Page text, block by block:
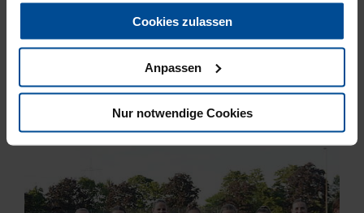
Cookies zulassen
Anpassen
Nur notwendige Cookies
EnBW präsentiert: KSC - VfB Stuttgart |
Frauen Regionalliga Süd